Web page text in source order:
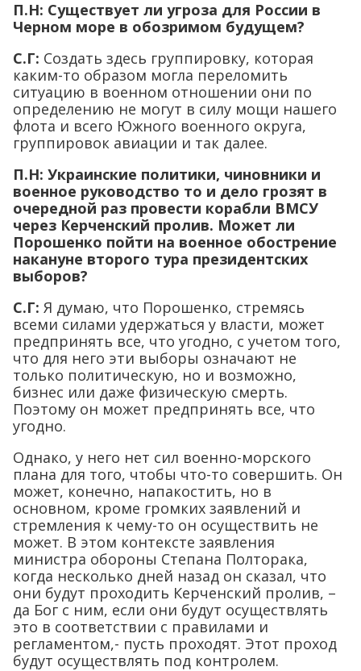
П.Н: Существует ли угроза для России в
Черном море в обозримом будущем?
С.Г: Создать здесь группировку, которая
каким-то образом могла переломить
ситуацию в военном отношении они по
определению не могут в силу мощи нашего
флота и всего Южного военного округа,
группировок авиации и так далее.
П.Н: Украинские политики, чиновники и
военное руководство то и дело грозят в
очередной раз провести корабли ВМСУ
через Керченский пролив. Может ли
Порошенко пойти на военное обострение
накануне второго тура президентских
выборов?
С.Г: Я думаю, что Порошенко, стремясь
всеми силами удержаться у власти, может
предпринять все, что угодно, с учетом того,
что для него эти выборы означают не
только политическую, но и возможно,
бизнес или даже физическую смерть.
Поэтому он может предпринять все, что
угодно.
Однако, у него нет сил военно-морского
плана для того, чтобы что-то совершить. Он
может, конечно, напакостить, но в
основном, кроме громких заявлений и
стремления к чему-то он осуществить не
может. В этом контексте заявления
министра обороны Степана Полторака,
когда несколько дней назад он сказал, что
они будут проходить Керченский пролив, –
да Бог с ним, если они будут осуществлять
это в соответствии с правилами и
регламентом,- пусть проходят. Этот проход
будут осуществлять под контролем.